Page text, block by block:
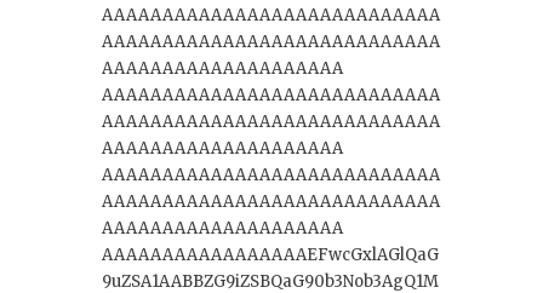
AAAAAAAAAAAAAAAAAAAAAAAAAAAA
AAAAAAAAAAAAAAAAAAAAAAAAAAAA
AAAAAAAAAAAAAAAAAAAA
AAAAAAAAAAAAAAAAAAAAAAAAAAAA
AAAAAAAAAAAAAAAAAAAAAAAAAAAA
AAAAAAAAAAAAAAAAAAAA
AAAAAAAAAAAAAAAAAAAAAAAAAAAA
AAAAAAAAAAAAAAAAAAAAAAAAAAAA
AAAAAAAAAAAAAAAAAAAA
AAAAAAAAAAAAAAAAAEFwcGxlAGlQaG
9uZSA1AABBZG9iZSBQaG90b3Nob3AgQ1M